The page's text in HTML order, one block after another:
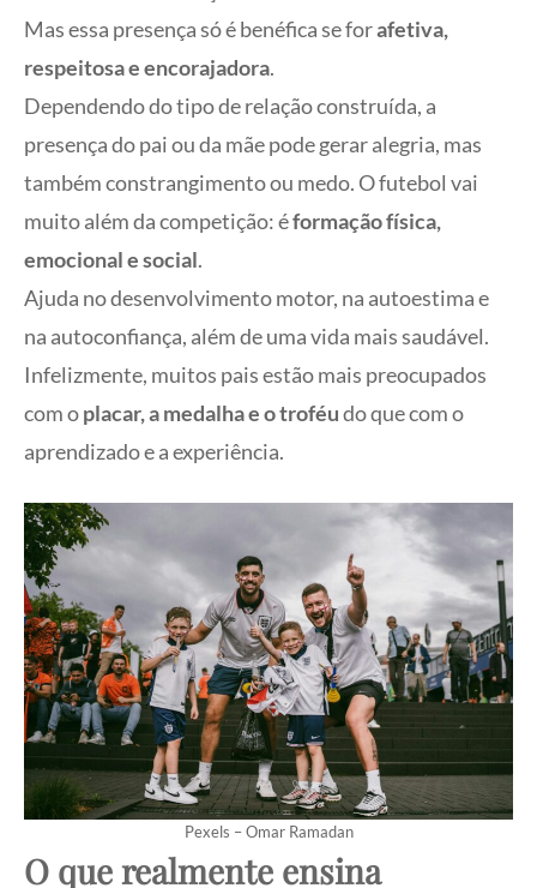
Mas essa presença só é benéfica se forafetiva,
respeitosa e encorajadora.
Dependendo do tipo de relação construída, a
presença do pai ou da mãe pode gerar alegria, mas
também constrangimento ou medo. O futebol vai
muito além da competição: éformação física,
emocional e social.
Ajuda no desenvolvimento motor, na autoestima e
na autoconfiança, além de uma vida mais saudável.
Infelizmente, muitos pais estão mais preocupados
com oplacar, a medalha e o troféudo que com o
aprendizado e a experiência.
Pexels – Omar Ramadan
O que realmente ensina